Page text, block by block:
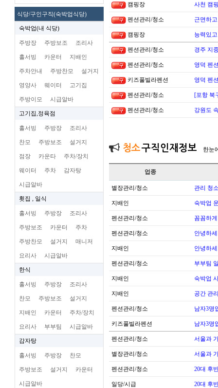
식당/구인구직(숙박업식당)
숙박업(내 식당)
주방장 주방보조 조리사
홀서빙 카운터 지배인
주차안내 주방찬모 설거지
영양사 웨이터 고기집
주방이모 시급알바
고기집,정육점
홀서빙 주방장 조리사
찬모 주방보조 설거지
점장 카운타 주차/장치
웨이터 주차 감자탕
시급알바
횟집 , 일식
홀서빙 주방장 조리사
주방보조 카운터 주차
주방찬모 설거지 매니저
요리사 시급알바
한식
홀서빙 주방장 조리사
찬모 주방보조 설거지
지배인 카운터 주차/장치
요리사 부부팀 시급알바
감자탕
홀서빙 주방장 찬모
주방보조 설거지 카운터
시급알바
캠핑장 사천 캠
펜션관리/청소 근면하
캠핑장 능력있
펜션관리/청소 경주 지
펜션관리/청소 영덕 펜
키즈풀빌라펜션 영덕 펜
펜션관리/청소 [포항 북
펜션관리/청소 강원도
청소구직인재정보 한눈
업종
별장관리/청소 관리 청
지배인 숙박업
펜션관리/청소 꼼꼼하
펜션관리/청소 안녕하
지배인 안녕하
펜션관리/청소 부부팀
지배인 숙박업
지배인 공간 관
펜션관리/청소 남자3명
키즈풀빌라펜션 남자3명
펜션관리/청소 서울과
별장관리/청소 서울과
펜션관리/청소 20대 후
일당/시급 20대 후